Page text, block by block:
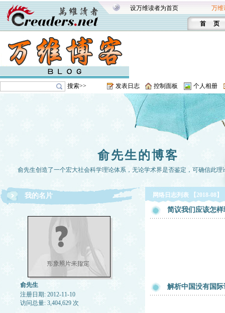
设万维读者为首页 万维
首 页
搜索>> 发表日志 控制面板 个人相册
俞先生的博客
俞先生创造了一个宏大社会科学理论体系，无论学术界是否鉴定，可确信此理
我的名片
俞先生
注册日期: 2012-11-10
访问总量: 3,404,629 次
网络日志列表 【2018-08】
简议我们应该怎
解析中国没有国